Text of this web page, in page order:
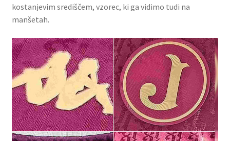
kostanjevim središčem, vzorec, ki ga vidimo tudi na
manšetah.